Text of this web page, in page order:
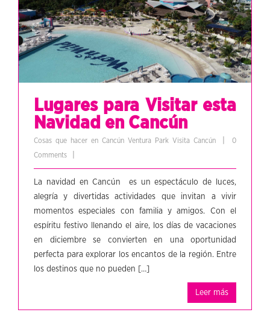
Lugares para Visitar esta
Navidad en Cancún
Cosas que hacer en Cancún Ventura Park Visita Cancún
0
Comments
La navidad en Cancún es un espectáculo de luces,
alegría y divertidas actividades que invitan a vivir
momentos especiales con familia y amigos. Con el
espíritu festivo llenando el aire, los días de vacaciones
en diciembre se convierten en una oportunidad
perfecta para explorar los encantos de la región. Entre
los destinos que no pueden […]
Leer más